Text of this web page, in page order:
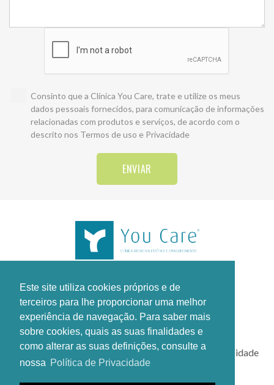
Este site utiliza cookies próprios e de
terceiros para lhe proporcionar uma melhor
experiência de navegação. Para saber mais
sobre cookies, quais as suas finalidades e
como alterar as suas definições, consulte a
nossa Política de Privacidade
Consinto que a Clínica You Care, trate e utilize os meus
dados pessoais fornecidos, para comunicação de informações
relacionadas com produtos e serviços, de acordo com o
descrito nos Termos de uso e Privacidade
ENVIAR
Todos os direitos reservados.Termos de uso e Privacidade